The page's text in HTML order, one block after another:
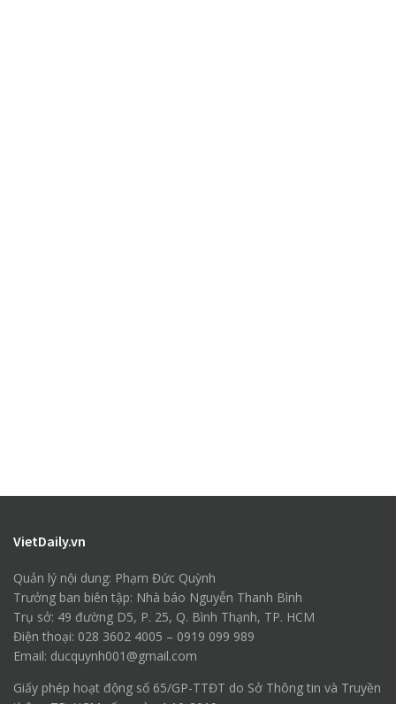
VietDaily.vn
Quản lý nội dung: Phạm Đức Quỳnh
Trưởng ban biên tập: Nhà báo Nguyễn Thanh Bình
Trụ sở: 49 đường D5, P. 25, Q. Bình Thạnh, TP. HCM
Điện thoại: 028 3602 4005 – 0919 099 989
Email: ducquynh001@gmail.com
Giấy phép hoạt động số 65/GP-TTĐT do Sở Thông tin và Truyền